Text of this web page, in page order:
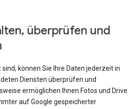
überprüfen und
können Sie Ihre Daten jederzeit in
Diensten überprüfen und
ermöglichen Ihnen Fotos und Drive
auf Google gespeicherter